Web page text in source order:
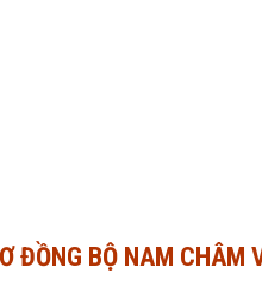
ĐỒNG BỘ NAM CHÂM